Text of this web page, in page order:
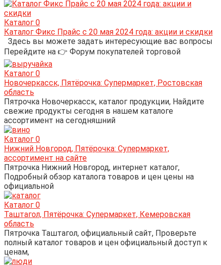
Каталог 0
Каталог Фикс Прайс с 20 мая 2024 года: акции и скидки
Здесь вы можете задать интересующие вас вопросы
Перейдите на 👉 Форум покупателей торговой
Каталог 0
Новочеркасск, Пятёрочка: Супермаркет, Ростовская
область
Пятрочка Новочеркасск, каталог продукции, Найдите
свежие продукты сегодня в нашем каталоге
ассортимент на сегодняшний
Каталог 0
Нижний Новгород, Пятёрочка: Супермаркет,
ассортимент на сайте
Пятрочка Нижний Новгород, интернет каталог,
Подробный обзор каталога товаров и цен цены на
официальной
Каталог 0
Таштагол, Пятёрочка: Супермаркет, Кемеровская
область
Пятрочка Таштагол, официальный сайт, Проверьте
полный каталог товаров и цен официальный доступ к
ценам,